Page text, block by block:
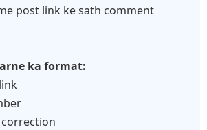
post link ke sath comment
ka format: